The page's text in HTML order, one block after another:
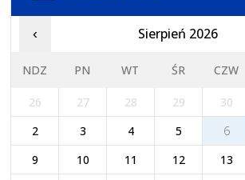
‹ Sierpień 2026
NDZ PN WT ŚR CZW
26 27 28 29 30
2
3 4 5 6
9
10 11 12 13